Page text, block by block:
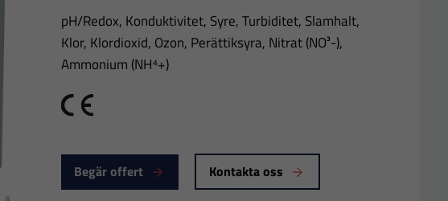
pH/Redox, Konduktivitet, Syre, Turbiditet, Slamhalt,
Klor, Klordioxid, Ozon, Perättiksyra, Nitrat (NO³-),
Ammonium (NH⁴+)
CE
Begär offert Kontakta oss